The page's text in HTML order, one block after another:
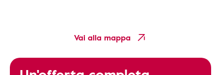
Vai alla mappa